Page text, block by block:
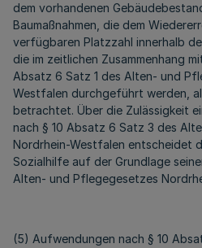
dem vorhandenen
Baumaßnahmen, die dem
verfügbaren Platzzahl innerhalb
die im zeitlichen Zusammenhang
Absatz 6 Satz 1 des Alten- und
Westfalen durchgeführt werden,
betrachtet. Über die Zulässigkeit
nach § 10 Absatz 6 Satz 3 des
Nordrhein-Westfalen entscheidet
Sozialhilfe auf der Grundlage
Alten- und Pflegegesetzes
(5) Aufwendungen nach § 10